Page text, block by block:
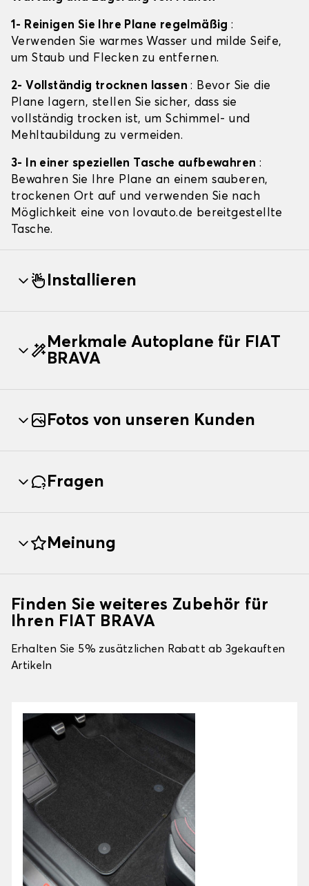
1- Reinigen Sie Ihre Plane regelmäßig:
Verwenden Sie warmes Wasser und milde Seife,
um Staub und Flecken zu entfernen.
2- Vollständig trocknen lassen: Bevor Sie die
Plane lagern, stellen Sie sicher, dass sie
vollständig trocken ist, um Schimmel- und
Mehltaubildung zu vermeiden.
3- In einer speziellen Tasche aufbewahren :
Bewahren Sie Ihre Plane an einem sauberen,
trockenen Ort auf und verwenden Sie nach
Möglichkeit eine von lovauto.de bereitgestellte
Tasche.
Installieren
Merkmale Autoplane für FIAT
BRAVA
Fotos von unseren Kunden
Fragen
Meinung
Finden Sie weiteres Zubehör für
Ihren FIAT BRAVA
Erhalten Sie 5% zusätzlichen Rabatt ab 3gekauften
Artikeln